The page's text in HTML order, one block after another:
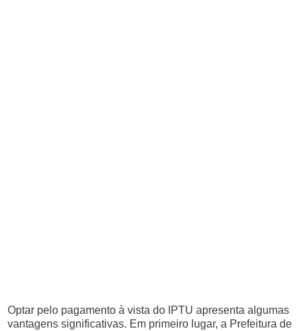
Optar pelo pagamento à vista do IPTU apresenta algumas
vantagens significativas. Em primeiro lugar, a Prefeitura de